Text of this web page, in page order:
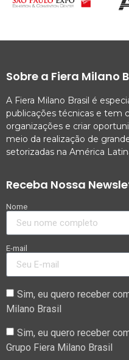
Sobre a Fiera Milano
A Fiera Milano Brasil é
publicações técnicas e tem
organizações e criar
meio da realização de
setorizadas na América
Receba Nossa
Nome
E-mail
Sim, eu quero receber
Milano Brasil
Sim, eu quero receber
Grupo Fiera Milano Brasil